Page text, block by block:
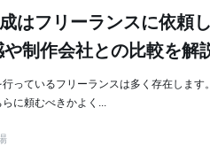
はフリーランスに依頼
制作会社との比較を解
っているフリーランスは多く存在します
に頼むべきかよく...